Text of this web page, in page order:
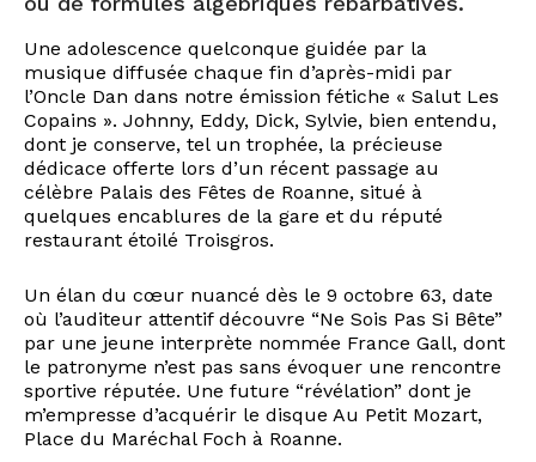
Une adolescence quelconque guidée par la
musique diffusée chaque fin d’après-midi par
l’Oncle Dan dans notre émission fétiche « Salut Les
Copains ». Johnny, Eddy, Dick, Sylvie, bien entendu,
dont je conserve, tel un trophée, la précieuse
dédicace offerte lors d’un récent passage au
célèbre Palais des Fêtes de Roanne, situé à
quelques encablures de la gare et du réputé
restaurant étoilé Troisgros.
Un élan du cœur nuancé dès le 9 octobre 63, date
où l’auditeur attentif découvre “Ne Sois Pas Si Bête”
par une jeune interprète nommée France Gall, dont
le patronyme n’est pas sans évoquer une rencontre
sportive réputée. Une future “révélation” dont je
m’empresse d’acquérir le disque Au Petit Mozart,
Place du Maréchal Foch à Roanne.